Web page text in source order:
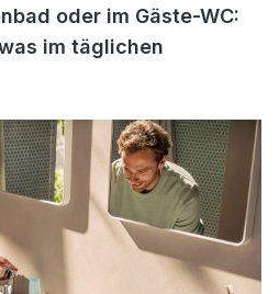
oder im Gäste-WC:
im täglichen